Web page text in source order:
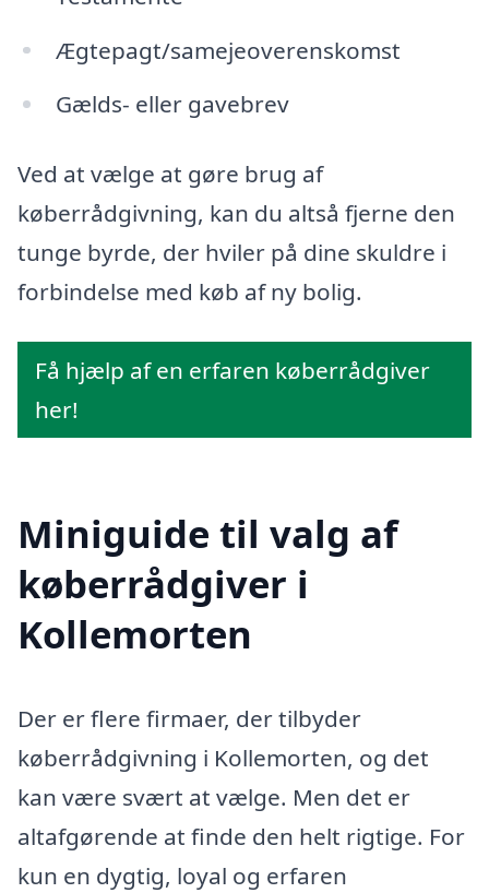
Ægtepagt/samejeoverenskomst
Gælds- eller gavebrev
Ved at vælge at gøre brug af
køberrådgivning, kan du altså fjerne den
tunge byrde, der hviler på dine skuldre i
forbindelse med køb af ny bolig.
Få hjælp af en erfaren køberrådgiver
her!
Miniguide til valg af
køberrådgiver i
Kollemorten
Der er flere firmaer, der tilbyder
køberrådgivning i Kollemorten, og det
kan være svært at vælge. Men det er
altafgørende at finde den helt rigtige. For
kun en dygtig, loyal og erfaren